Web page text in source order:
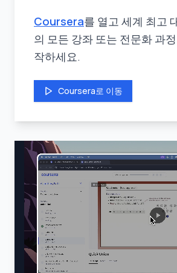
Coursera를 열고 세계 최고
의 모든 강좌 또는 전문화 과
작하세요.
Coursera로 이동